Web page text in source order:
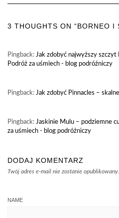
3 THOUGHTS ON “BORNEO I
Pingback: Jak zdobyć najwyższy
Podróż za uśmiech - blog podróżniczy
Pingback: Jak zdobyć Pinnacles –
Pingback: Jaskinie Mulu – podziemne
za uśmiech - blog podróżniczy
DODAJ KOMENTARZ
Twój adres e-mail nie zostanie opublikowany.
NAME